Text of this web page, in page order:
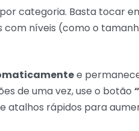
categoria. Basta tocar
níveis (como o
e
de uma vez, use o botão
rápidos para